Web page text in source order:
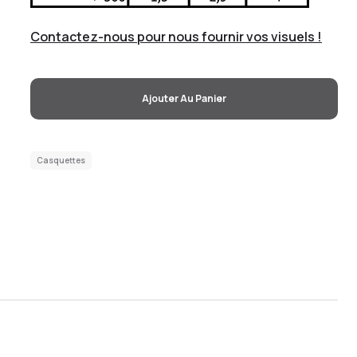
Contactez-nous pour nous fournir vos visuels !
Ajouter Au Panier
Casquettes